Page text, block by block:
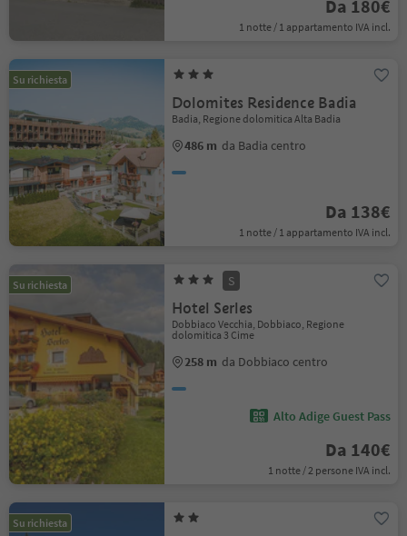
Da 180€
1 notte / 1 appartamento IVA incl.
Su richiesta
Dolomites Residence Badia
Badia, Regione dolomitica Alta Badia
486 m da Badia centro
Da 138€
1 notte / 1 appartamento IVA incl.
Su richiesta S
Hotel Serles
Dobbiaco Vecchia, Dobbiaco, Regione
dolomitica 3 Cime
258 m da Dobbiaco centro
Alto Adige Guest Pass
Da 140€
1 notte / 2 persone IVA incl.
Su richiesta